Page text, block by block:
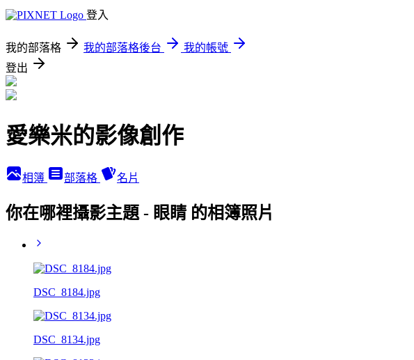
登入
我的部落格 我的部落格後台
我的帳號
登出
愛樂米的影像創作
相簿 部落格 名片
你在哪裡攝影主題 - 眼睛 的相簿照片
DSC_8184.jpg
DSC_8134.jpg